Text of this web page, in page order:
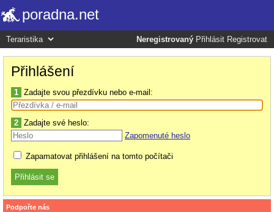
poradna.net
Neregistrovaný Přihlásit Registrovat
Přihlášení
1 Zadajte svou přezdívku nebo e-mail:
2 Zadajte své heslo:
Zapomenuté heslo
Zapamatovat přihlášení na tomto počítači
Podpořte nás